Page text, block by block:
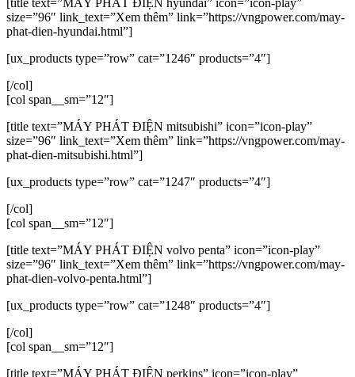
[title text=”MÁY PHÁT ĐIỆN hyundai” icon=”icon-play”
size=”96″ link_text=”Xem thêm” link=”https://vngpower.com/may-
phat-dien-hyundai.html”]
[ux_products type=”row” cat=”1246″ products=”4″]
[/col]
[col span__sm=”12″]
[title text=”MÁY PHÁT ĐIỆN mitsubishi” icon=”icon-play”
size=”96″ link_text=”Xem thêm” link=”https://vngpower.com/may-
phat-dien-mitsubishi.html”]
[ux_products type=”row” cat=”1247″ products=”4″]
[/col]
[col span__sm=”12″]
[title text=”MÁY PHÁT ĐIỆN volvo penta” icon=”icon-play”
size=”96″ link_text=”Xem thêm” link=”https://vngpower.com/may-
phat-dien-volvo-penta.html”]
[ux_products type=”row” cat=”1248″ products=”4″]
[/col]
[col span__sm=”12″]
[title text=”MÁY PHÁT ĐIỆN perkins” icon=”icon-play”